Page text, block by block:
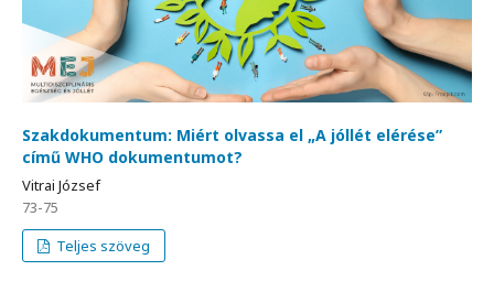
Szakdokumentum: Miért olvassa el „A jóllét elérése”
című WHO dokumentumot?
Vitrai József
73-75
Teljes szöveg